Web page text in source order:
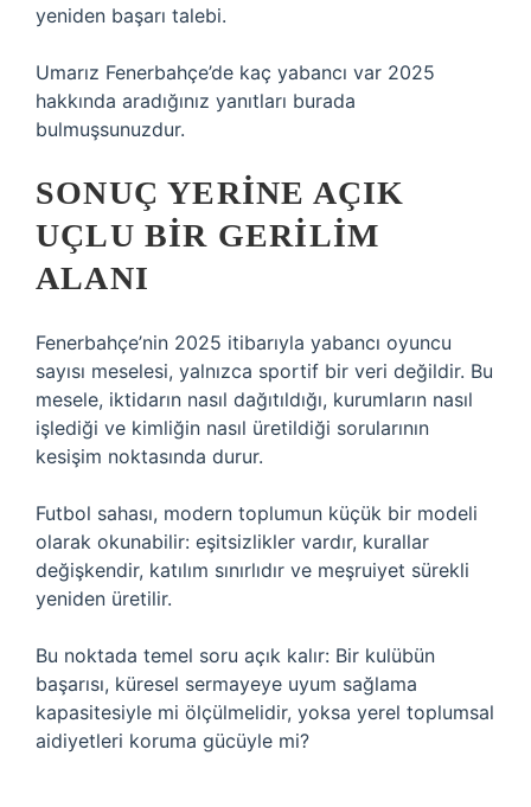
yeniden başarı talebi.
Umarız Fenerbahçe’de kaç yabancı var 2025
hakkında aradığınız yanıtları burada
bulmuşsunuzdur.
SONUÇ YERINE AÇIK
UÇLU BIR GERILIM
ALANI
Fenerbahçe’nin 2025 itibarıyla yabancı oyuncu
sayısı meselesi, yalnızca sportif bir veri değildir. Bu
mesele, iktidarın nasıl dağıtıldığı, kurumların nasıl
işlediği ve kimliğin nasıl üretildiği sorularının
kesişim noktasında durur.
Futbol sahası, modern toplumun küçük bir modeli
olarak okunabilir: eşitsizlikler vardır, kurallar
değişkendir, katılım sınırlıdır ve meşruiyet sürekli
yeniden üretilir.
Bu noktada temel soru açık kalır: Bir kulübün
başarısı, küresel sermayeye uyum sağlama
kapasitesiyle mi ölçülmelidir, yoksa yerel toplumsal
aidiyetleri koruma gücüyle mi?